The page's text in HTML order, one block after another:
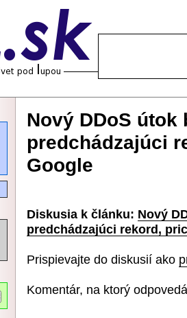
Nový DDoS
predchádzajúci
Google
Diskusia k článku: Nový
predchádzajúci rekord,
Prispievajte do diskusií ako
Komentár, na ktorý